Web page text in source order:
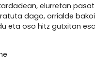
elurretan
dago, orrialde
eta oso hitz gutxitan